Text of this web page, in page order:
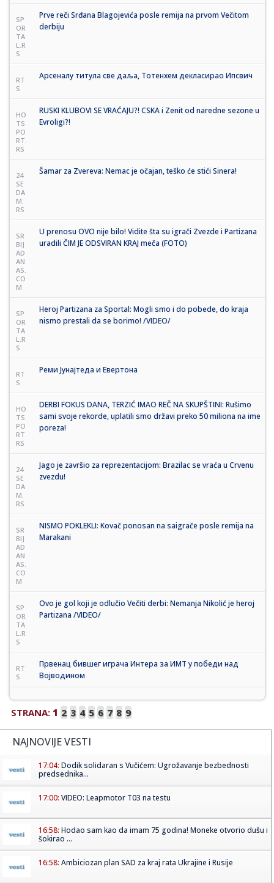
SP
OR
TA
L.R
S
Prve reči Srđana Blagojevića posle remija na prvom Večitom
derbiju
RT
S
Арсеналу титула све даља, Тотенхем декласирао Ипсвич
HO
TS
PO
RT.
RS
RUSKI KLUBOVI SE VRAĆAJU?! CSKA i Zenit od naredne sezone u
Evroligi?!
24
SE
DA
M.
RS
Šamar za Zvereva: Nemac je očajan, teško će stići Sinera!
SR
BIJ
AD
AN
AS.
CO
M
U prenosu OVO nije bilo! Vidite šta su igrači Zvezde i Partizana
uradili ČIM JE ODSVIRAN KRAJ meča (FOTO)
SP
OR
TA
L.R
S
Heroj Partizana za Sportal: Mogli smo i do pobede, do kraja
nismo prestali da se borimo! /VIDEO/
RT
S
Реми Јунајтеда и Евертона
HO
TS
PO
RT.
RS
DERBI FOKUS DANA, TERZIĆ IMAO REČ NA SKUPŠTINI: Rušimo
sami svoje rekorde, uplatili smo državi preko 50 miliona na ime
poreza!
24
SE
DA
M.
RS
Jago je završio za reprezentacijom: Brazilac se vraća u Crvenu
zvezdu!
SR
BIJ
AD
AN
AS.
CO
M
NISMO POKLEKLI: Kovač ponosan na saigrače posle remija na
Marakani
SP
OR
TA
L.R
S
Ovo je gol koji je odlučio Večiti derbi: Nemanja Nikolić je heroj
Partizana /VIDEO/
RT
S
Првенац бившег играча Интера за ИМТ у победи над
Војводином
STRANA: 1 2 3 4 5 6 7 8 9
NAJNOVIJE VESTI
17:04: Dodik solidaran s Vučićem: Ugrožavanje bezbednosti
predsednika...
17:00: VIDEO: Leapmotor T03 na testu
16:58: Hodao sam kao da imam 75 godina! Moneke otvorio dušu i
šokirao ...
16:58: Ambiciozan plan SAD za kraj rata Ukrajine i Rusije